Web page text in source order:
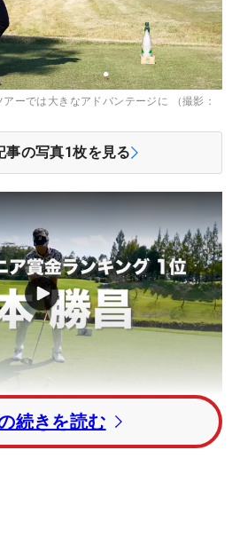
ーでは大きなアドバンテージに （撮影：
事の写真1枚を見る
続きを読む